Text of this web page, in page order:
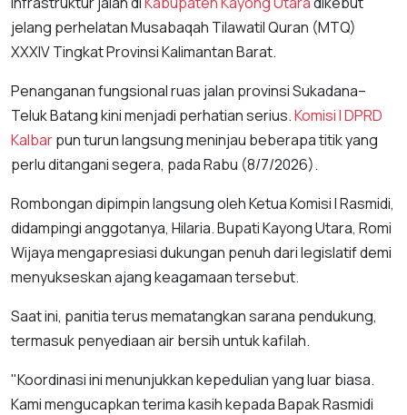
jelang perhelatan Musabaqah Tilawatil Quran (MTQ)
XXXIV Tingkat Provinsi Kalimantan Barat.
Penanganan fungsional ruas jalan provinsi Sukadana–
Teluk Batang kini menjadi perhatian serius.Komisi I DPRD
Kalbarpun turun langsung meninjau beberapa titik yang
perlu ditangani segera, pada Rabu (8/7/2026).
Rombongan dipimpin langsung oleh Ketua Komisi I Rasmidi,
didampingi anggotanya, Hilaria. Bupati Kayong Utara, Romi
Wijaya mengapresiasi dukungan penuh dari legislatif demi
menyukseskan ajang keagamaan tersebut.
Saat ini, panitia terus mematangkan sarana pendukung,
termasuk penyediaan air bersih untuk kafilah.
"Koordinasi ini menunjukkan kepedulian yang luar biasa.
Kami mengucapkan terima kasih kepada Bapak Rasmidi